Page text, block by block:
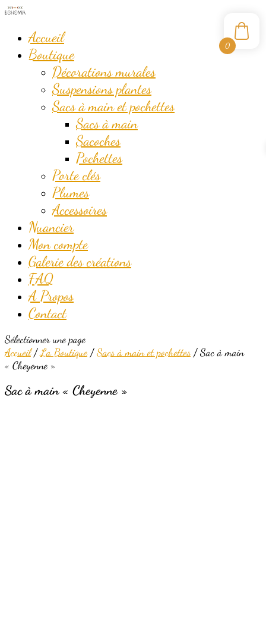
Accueil
Boutique
Décorations murales
Suspensions plantes
Sacs à main et pochettes
Sacs à main
Sacoches
Pochettes
Porte clés
Plumes
Accessoires
Nuancier
Mon compte
Galerie des créations
FAQ
A Propos
Contact
Sélectionner une page
Accueil/La Boutique/Sacs à main et pochettes/ Sac à main
« Cheyenne »
Sac à main « Cheyenne »
0